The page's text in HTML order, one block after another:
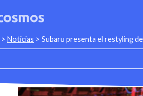
> Noticias > Subaru presenta el restyling